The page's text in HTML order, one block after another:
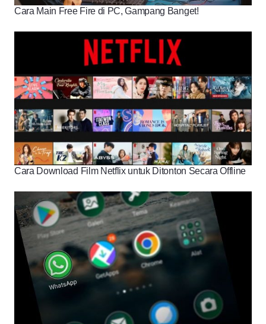
Cara Main Free Fire di PC, Gampang Banget!
Cara Download Film Netflix untuk Ditonton Secara Offline